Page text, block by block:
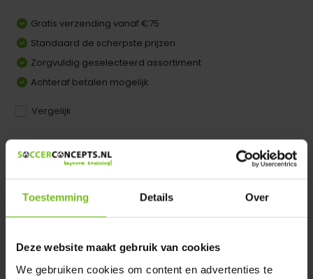
Toestemming Details Over
Deze website maakt gebruik van cookies
We gebruiken cookies om content en advertenties te
Gratis verzending vanaf €75
Standaard de scherpste prijzen
Zorgvuldig geselecteerd assortiment
Achteraf betalen mogelijk
Vergelijk
We helpen u graag met meer informatie
Verstuur email
Productomschrijving